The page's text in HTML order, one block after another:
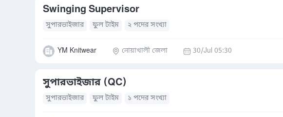
Swinging Supervisor
সুপারভাইজার ফুল টাইম ২ পদের সংখ্যা
YM Knitwear নোয়াখালী জেলা 30/Jul 05:30
সুপারভাইজার (QC)
সুপারভাইজার ফুল টাইম ১ পদের সংখ্যা